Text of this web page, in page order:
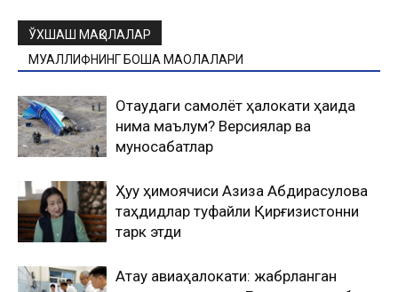
ЎХШАШ МАҚОЛАЛАР
МУАЛЛИФНИНГ БОШҚА МАҚОЛАЛАРИ
Оқтаудаги самолёт ҳалокати ҳақида
нима маълум? Версиялар ва
муносабатлар
Ҳуқуқ ҳимоячиси Азиза Абдирасулова
таҳдидлар туфайли Қирғизистонни
тарк этди
Ақтау авиаҳалокати: жабрланган